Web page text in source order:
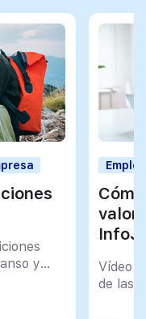
y
Vídeo
de las